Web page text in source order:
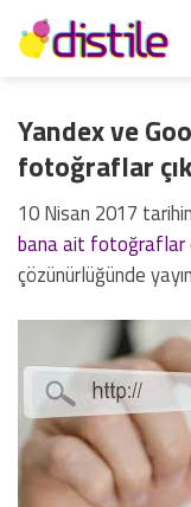
İçeriğe
atla
Yandex ve
fotoğraflar
10 Nisan 2017
bana ait fotoğraflar
çözünürlüğünde